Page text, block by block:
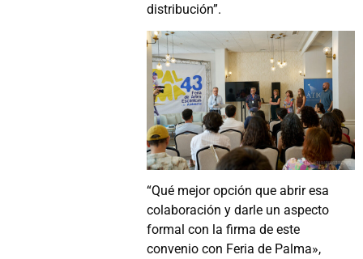
distribución”.
“Qué mejor opción que abrir esa
colaboración y darle un aspecto
formal con la firma de este
convenio con Feria de Palma»,